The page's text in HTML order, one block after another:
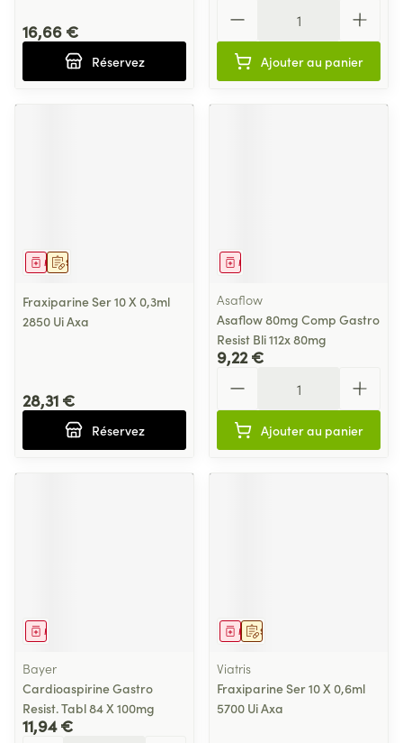
16,66 €
Réservez Ajouter au panier
Sur prescription
Médicament
Fraxiparine Ser 10 X 0,3ml
2850 Ui Axa
28,31 €
Réservez
Médicament
Asaflow
Asaflow 80mg Comp Gastro
Resist Bli 112x 80mg
9,22 €
Ajouter au panier
Médicament
Bayer
Cardioaspirine Gastro
Resist. Tabl 84 X 100mg
11,94 €
Sur prescription
Médicament
Viatris
Fraxiparine Ser 10 X 0,6ml
5700 Ui Axa